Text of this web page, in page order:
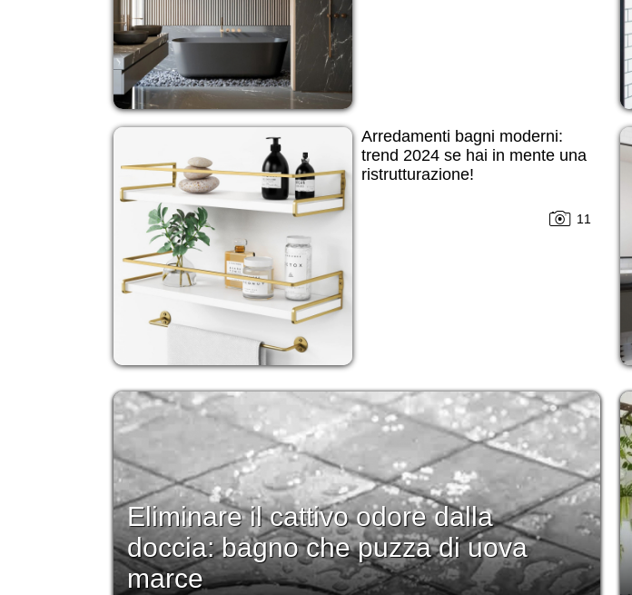
Arredamenti bagni moderni:
trend 2024 se hai in mente una
ristrutturazione!
11
Eliminare il cattivo odore dalla
doccia: bagno che puzza di uova
marce